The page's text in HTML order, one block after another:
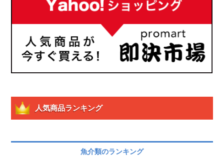
人気商品ランキング
魚介類のランキング